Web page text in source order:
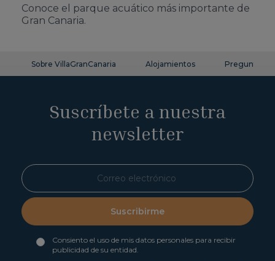
Conoce el parque acuático más importante de
Gran Canaria.
Sobre VillaGranCanaria Alojamientos Preguntas
Suscríbete a nuestra
newsletter
Suscribirme
Consiento el uso de mis datos personales para recibir
publicidad de su entidad.